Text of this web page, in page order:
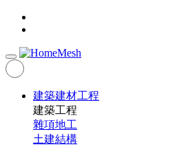
建築建材工程
建築工程
雜項地工
土建結構